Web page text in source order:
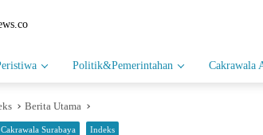
Politik&Pemerintahan Cakrawala
Berita Utama
Cakrawala Surabaya Indeks